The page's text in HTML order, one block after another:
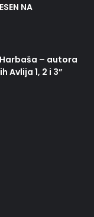
NA
– autora
Avlija 1, 2 i 3”